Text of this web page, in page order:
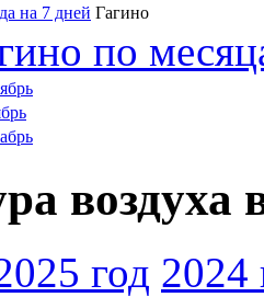
на 7 дней Гагино
по
воздуха
год 2024